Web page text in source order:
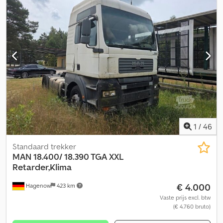
raamverstelling, koelkast, spoiler, Vooras: bandenmaat:
385/65R22.5; vering: bladvering Achteras: bandenmaat:
315/80R22.5; dubbele banden; vering: luchtvering Aandrijving:
wielaandrijving Aantal cilinders: 6 Toelaatbaar totaalgewicht:
18.000 kg Motormerk: MAN Dksdpjzlqdnofx Alior = Extra opties en
accessoires = - Dakspoiler - Kantelhydrauliek - PTO (aansluiting
voor een krachtafnemer)
1 / 46
Hagenow 423 km
Standaard trekker
MAN 18.400/ 18.390 TGA XXL
Retarder,Klima
€ 4.000
Vaste prijs excl. btw
(€ 4.760 bruto)